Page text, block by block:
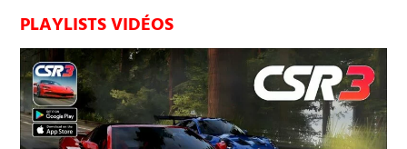
PLAYLISTS VIDÉOS